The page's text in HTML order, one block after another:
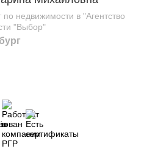
по недвижимости в "Агентство
"Выбор"